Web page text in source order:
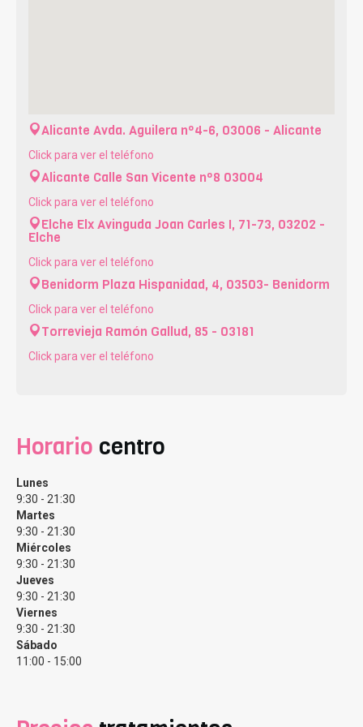
Nuestros principales servicios.
Desde Clínicas Eva ofrecemos
de fertilidad y reproducción asistida personalizados
según las edades, sexo y situaciones particulares de
cada paciente, pero es cierto que nuestros servicios
estrella son la Fecundación in Vitro, la Inseminación
Artificial y el método Ropa
Lafecundación in vitro (FIV), también conocida como
Alicante Avda. Aguilera nº4-6, 03006 - Alicante
Click para ver el teléfono
Alicante Calle San Vicente nº8 03004
Click para ver el teléfono
Elche ElxAvinguda Joan Carles I, 71-73, 03202 -
Elche
Click para ver el teléfono
Benidorm Plaza Hispanidad, 4, 03503- Benidorm
Click para ver el teléfono
Torrevieja Ramón Gallud, 85 - 03181
Click para ver el teléfono
Horario centro
Lunes
9:30 - 21:30
Martes
9:30 - 21:30
Miércoles
9:30 - 21:30
Jueves
9:30 - 21:30
Viernes
9:30 - 21:30
Sábado
11:00 - 15:00